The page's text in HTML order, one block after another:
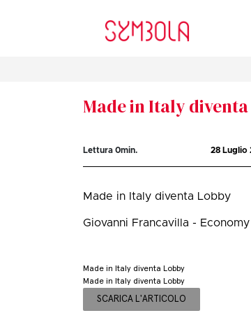
Made in Italy
Lettura0min. 28 Luglio
Made in Italy diventa Lobby
Giovanni Francavilla - Economy
Made in Italy diventa Lobby
Made in Italy diventa Lobby
SCARICA L'ARTICOLO